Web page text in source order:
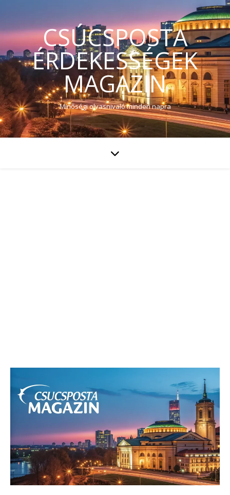
CSÚCSPOSTA
ÉRDEKESSÉGEK
MAGAZIN
Minőségi olvasnivaló minden napra